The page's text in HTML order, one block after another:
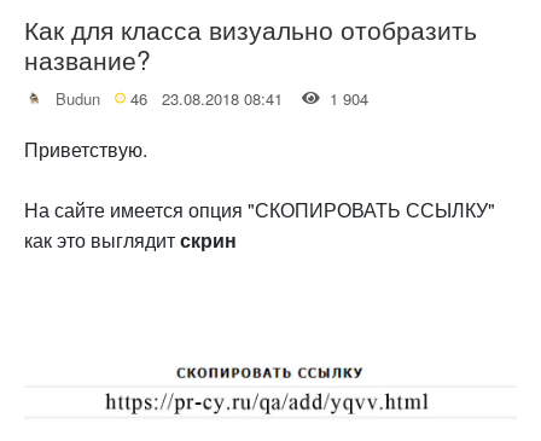
Как для класса визуально отобразить
название?
Budun 46 23.08.2018 08:41 1 904
Приветствую.
На сайте имеется опция "СКОПИРОВАТЬ ССЫЛКУ"
как это выглядитскрин